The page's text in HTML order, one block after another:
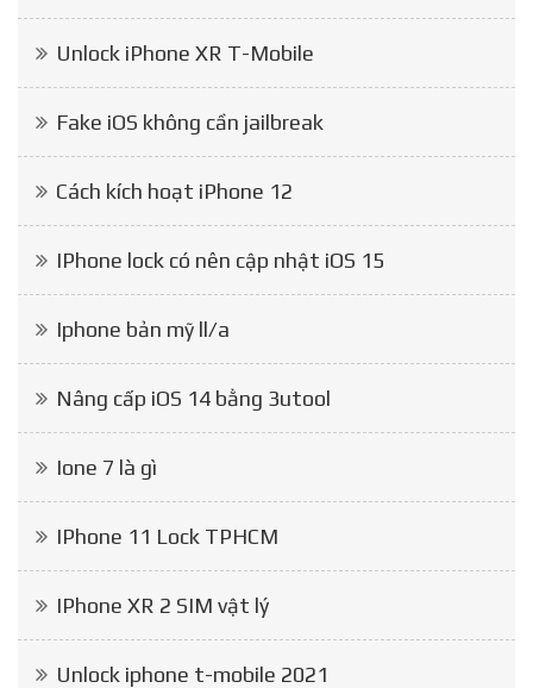
Unlock iPhone XR T-Mobile
Fake iOS không cần jailbreak
Cách kích hoạt iPhone 12
IPhone lock có nên cập nhật iOS 15
Iphone bản mỹ ll/a
Nâng cấp iOS 14 bằng 3utool
Ione 7 là gì
IPhone 11 Lock TPHCM
IPhone XR 2 SIM vật lý
Unlock iphone t-mobile 2021